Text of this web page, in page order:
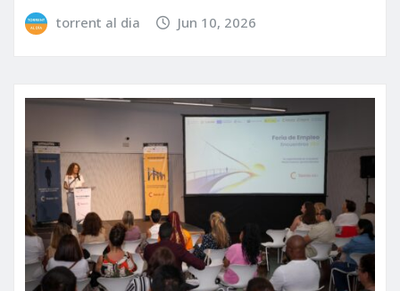
torrent al dia Jun 10, 2026